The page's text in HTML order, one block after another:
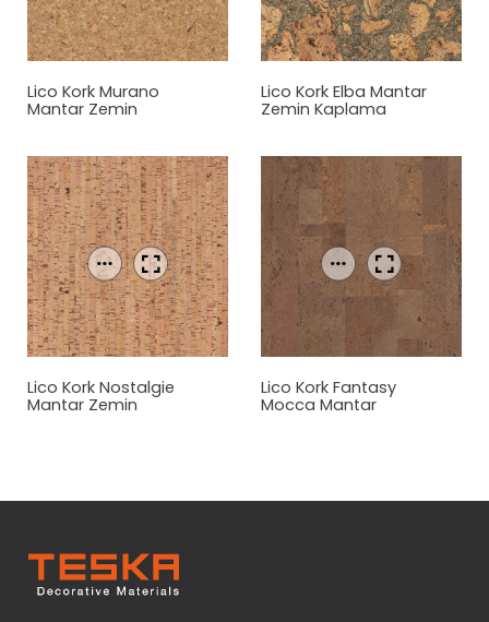
Lico Kork Murano
Mantar Zemin
Lico Kork Elba Mantar
Zemin Kaplama
Lico Kork Nostalgie
Mantar Zemin
Lico Kork Fantasy
Mocca Mantar